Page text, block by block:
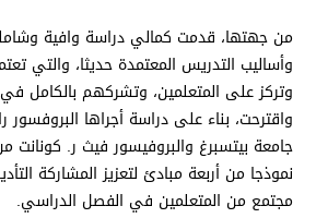
من جهتها، قدمت كمالي دراسة وافية
وأساليب التدريس المعتمدة حديثا، والتي
وتركز على المتعلمين، وتشركهم بالكامل في
واقترحت، بناء على دراسة أجراها البروفسور
جامعة بيتسبرغ والبروفيسور فيث ر. كونانت
نموذجا من أربعة مبادئ لتعزيز المشاركة
مجتمع من المتعلمين في الفصل الدراسي.